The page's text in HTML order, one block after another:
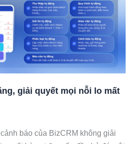
giải quyết mọi nỗi lo mất
báo của BizCRM không giải